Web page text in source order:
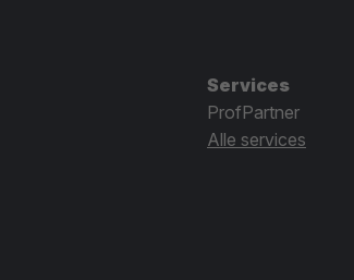
Services
ProfPartner
Alle services